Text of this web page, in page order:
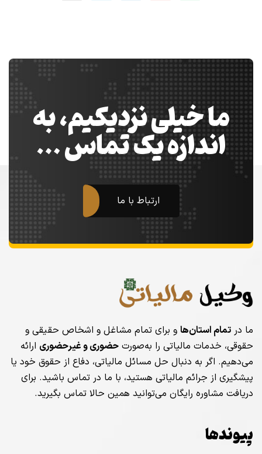
ما خیلی نزدیکیم، به
اندازه یک تماس …
ارتباط با ما
ما در تمام استان‌ها و برای تمام مشاغل و اشخاص حقیقی و
حقوقی، خدمات مالیاتی را به‌صورت حضوری و غیرحضوری ارائه
می‌دهیم. اگر به دنبال حل مسائل مالیاتی، دفاع از حقوق خود یا
پیشگیری از جرائم مالیاتی هستید، با ما در تماس باشید. برای
دریافت مشاوره رایگان می‌توانید همین حالا تماس بگیرید.
پیوندها